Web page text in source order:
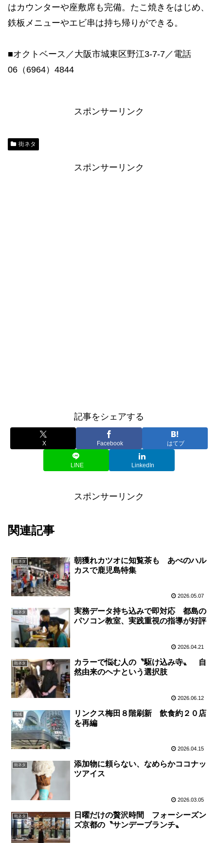
はカウンターや座敷席も完備。たこ焼きをはじめ、
鉄板メニューやエビ串は持ち帰りができる。
■オクトベース／大阪市城東区野江3-7-7／電話
06（6964）4844
スポンサーリンク
街ネタ
スポンサーリンク
記事をシェアする
X Facebook はてブ
LINE LinkedIn
スポンサーリンク
関連記事
街ネタ
朝獲れカツオに知覧茶も あべのハル
カスで鹿児島特集
2026.05.07
街ネタ
実務データ持ち込みで即対応 都島の
パソコン教室、実践重視の指導が好評
2026.04.21
街ネタ
カラーで悩む人の〝駆け込み寺〟 自
然由来のヘナという選択肢
2026.06.12
地域
リンクス梅田８階刷新 飲食約２０店
を再編
2026.04.15
街ネタ
添加物に頼らない、なめらかココナッ
ツアイス
2026.03.05
街ネタ
日曜だけの贅沢時間 フォーシーズン
ズ京都の〝サンデーブランチ〟